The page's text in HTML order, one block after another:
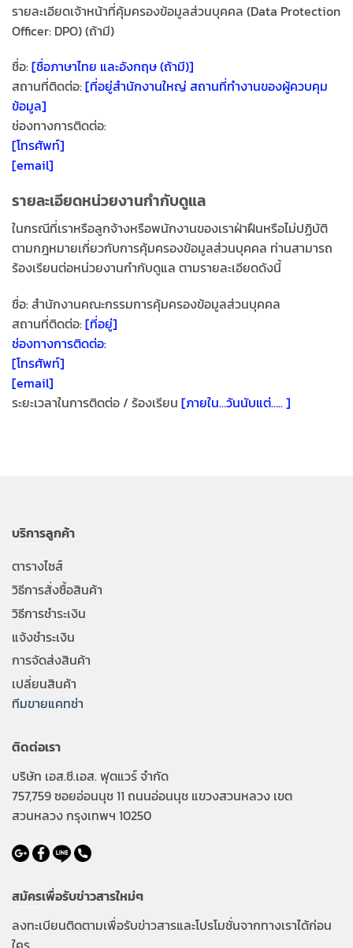
รายละเอียดเจ้าหน้าที่คุ้มครองข้อมูลส่วนบุคคล (Data Protection
Officer: DPO) (ถ้ามี)
ชื่อ:[ชื่อภาษาไทย และอังกฤษ (ถ้ามี)]
สถานที่ติดต่อ:[ที่อยู่สำนักงานใหญ่ สถานที่ทำงานของผู้ควบคุม
ข้อมูล]
ช่องทางการติดต่อ:
[โทรศัพท์]
[email]
รายละเอียดหน่วยงานกำกับดูแล
ในกรณีที่เราหรือลูกจ้างหรือพนักงานของเราฝ่าฝืนหรือไม่ปฏิบัติ
ตามกฎหมายเกี่ยวกับการคุ้มครองข้อมูลส่วนบุคคล ท่านสามารถ
ร้องเรียนต่อหน่วยงานกำกับดูแล ตามรายละเอียดดังนี้
ชื่อ: สำนักงานคณะกรรมการคุ้มครองข้อมูลส่วนบุคคล
สถานที่ติดต่อ:[ที่อยู่]
ช่องทางการติดต่อ:
[โทรศัพท์]
[email]
ระยะเวลาในการติดต่อ / ร้องเรียน [ภายใน…วันนับแต่….. ]
บริการลูกค้า
ตารางไซส์
วิธีการสั่งซื้อสินค้า
วิธีการชำระเงิน
แจ้งชำระเงิน
การจัดส่งสินค้า
เปลี่ยนสินค้า
ทีมขายแคทช่า
ติดต่อเรา
บริษัท เอส.ซี.เอส. ฟุตแวร์ จำกัด
757,759 ซอยอ่อนนุช 11 ถนนอ่อนนุช แขวงสวนหลวง เขต
สวนหลวง กรุงเทพฯ 10250
สมัครเพื่อรับข่าวสารใหม่ๆ
ลงทะเบียนติดตามเพื่อรับข่าวสารและโปรโมชั่นจากทางเราได้ก่อน